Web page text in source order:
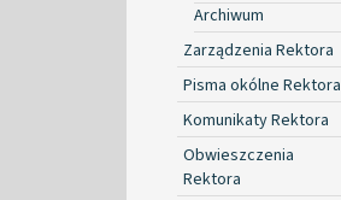
Archiwum
Zarządzenia Rektora
Pisma okólne Rektora
Komunikaty Rektora
Obwieszczenia
Rektora